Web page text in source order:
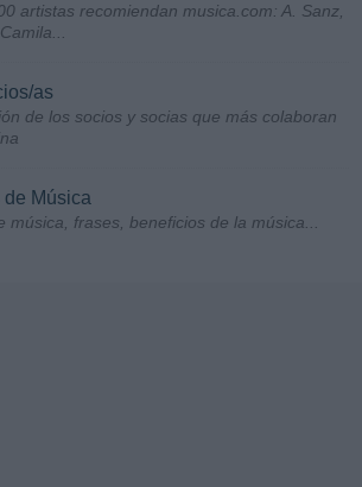
artistas recomiendan musica.com: A. Sanz,
as
de los socios y socias que más colaboran
Música
música, frases, beneficios de la música...